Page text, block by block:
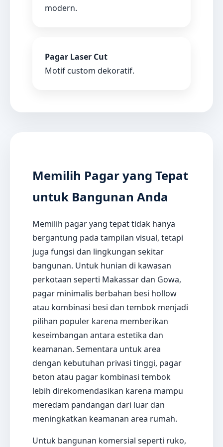
modern.
Pagar Laser Cut
Motif custom dekoratif.
Memilih Pagar yang Tepat
untuk Bangunan Anda
Memilih pagar yang tepat tidak hanya
bergantung pada tampilan visual, tetapi
juga fungsi dan lingkungan sekitar
bangunan. Untuk hunian di kawasan
perkotaan seperti Makassar dan Gowa,
pagar minimalis berbahan besi hollow
atau kombinasi besi dan tembok menjadi
pilihan populer karena memberikan
keseimbangan antara estetika dan
keamanan. Sementara untuk area
dengan kebutuhan privasi tinggi, pagar
beton atau pagar kombinasi tembok
lebih direkomendasikan karena mampu
meredam pandangan dari luar dan
meningkatkan keamanan area rumah.
Untuk bangunan komersial seperti ruko,